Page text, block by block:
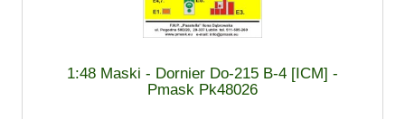
1:48 Maski - Dornier Do-215 B-4 [ICM] -
Pmask Pk48026